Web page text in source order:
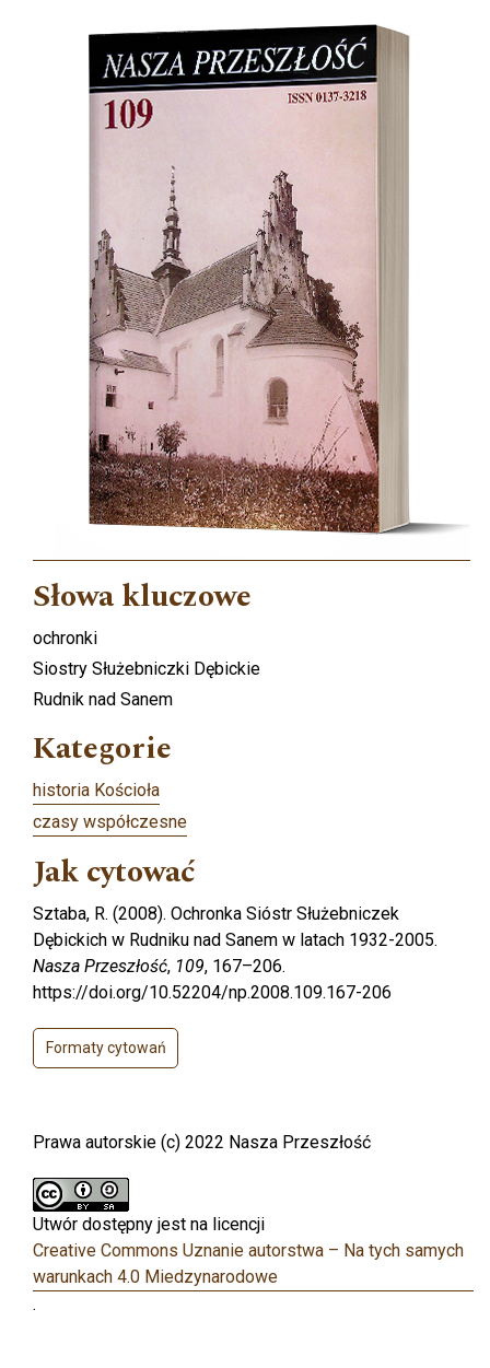
Słowa kluczowe
ochronki
Siostry Służebniczki Dębickie
Rudnik nad Sanem
Kategorie
historia Kościoła
czasy współczesne
Jak cytować
Sztaba, R. (2008). Ochronka Sióstr Służebniczek
Dębickich w Rudniku nad Sanem w latach 1932-2005.
Nasza Przeszłość, 109, 167–206.
https://doi.org/10.52204/np.2008.109.167-206
Formaty cytowań
Prawa autorskie (c) 2022 Nasza Przeszłość
Utwór dostępny jest na licencji
Creative Commons Uznanie autorstwa – Na tych samych
warunkach 4.0 Miedzynarodowe
.